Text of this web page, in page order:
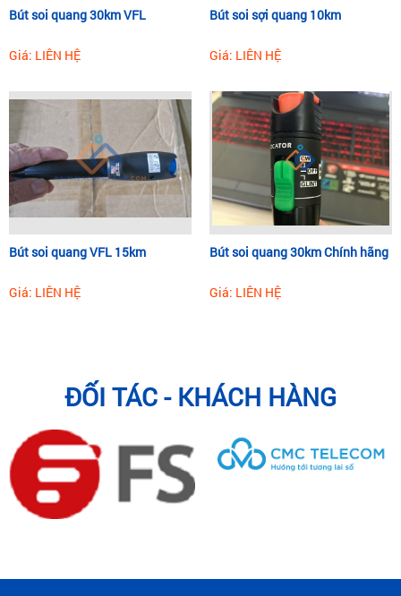
Bút soi quang 30km VFL
Giá: LIÊN HỆ
Bút soi sợi quang 10km
Giá: LIÊN HỆ
Bút soi quang VFL 15km
Giá: LIÊN HỆ
Bút soi quang 30km Chính hãng
Giá: LIÊN HỆ
ĐỐI TÁC - KHÁCH HÀNG